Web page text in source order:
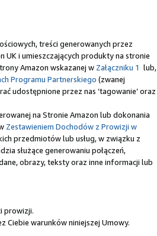
treści generowanych przez
i umieszczających produkty na stronie
Amazon wskazanej w Załączniku 1 lub,
Programu Partnerskiego (zwanej
udostępnione przez nas ‘tagowanie’ oraz
na Stronie Amazon lub dokonania
Zestawieniem Dochodów z Prowizji w
przedmiotów lub usług, w związku z
służące generowaniu połączeń,
obrazy, teksty oraz inne informacji lub
prowizji.
Ciebie warunków niniejszej Umowy.